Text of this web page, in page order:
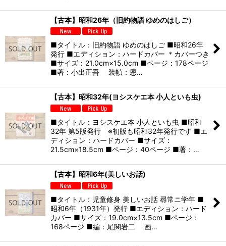
【古本】昭和26年（旧約物語 ゆめのはしご）
■タイトル：旧約物語 ゆめのはしご ■昭和26年
発行 ■エディション：ハードカバー ＊カバーつき
■サイズ：21.0cm×15.0cm ■ページ：178ページ
■著：小出正吾 装幀：恩…
【古本】昭和32年(ヨシスケエ本 小人といも虫)
■タイトル：ヨシスケエ本 小人といも虫 ■昭和
32年 第5版発行 ※初版も昭和32年発行です ■エ
ディション：ハードカバー ■サイズ：
21.5cm×18.5cm ■ページ：40ページ ■著：…
【古本】昭和6年(美しいお話)
■タイトル：児童修身 美しいお話 尋常ニ学年 ■
昭和6年（1931年）発行 ■エディション：ハード
カバー ■サイズ：19.0cm×13.5cm ■ページ：
168ページ ■編：尾関岩二 画…